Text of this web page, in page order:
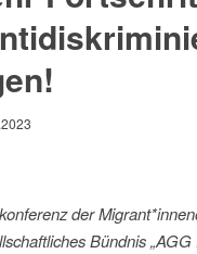
der
Bündnis „AGG